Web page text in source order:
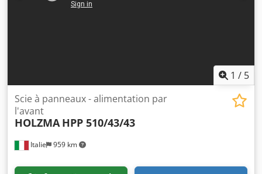
1 / 5
Italie 959 km
Scie à panneaux - alimentation par
l'avant
HOLZMA HPP 510/43/43